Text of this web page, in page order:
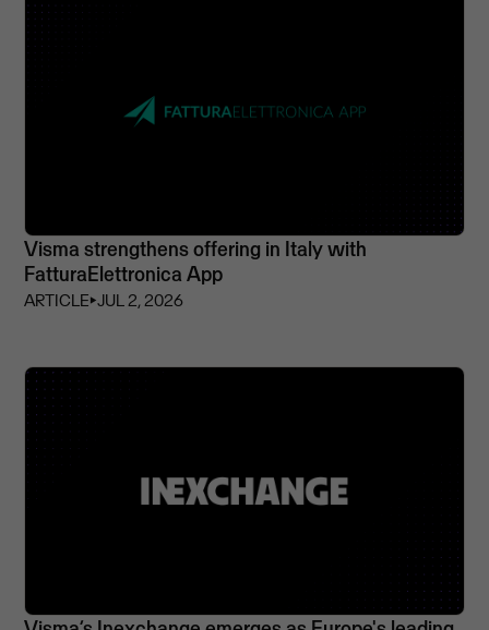
Visma strengthens offering in Italy with
FatturaElettronica App
ARTICLE⏵JUL 2, 2026